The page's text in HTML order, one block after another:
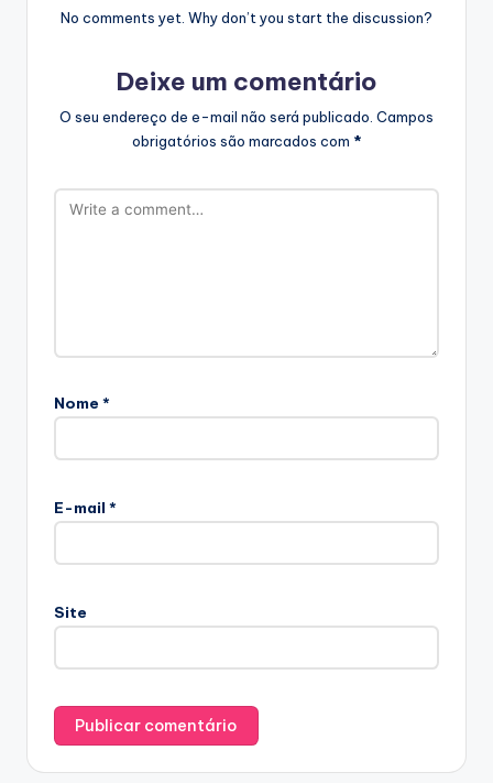
No comments yet. Why don’t you start the discussion?
Deixe um comentário
O seu endereço de e-mail não será publicado. Campos
obrigatórios são marcados com *
Nome *
E-mail *
Site